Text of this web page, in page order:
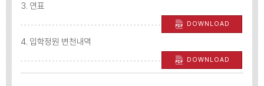
3. 연표
DOWNLOAD
4. 입학정원 변천내역
DOWNLOAD